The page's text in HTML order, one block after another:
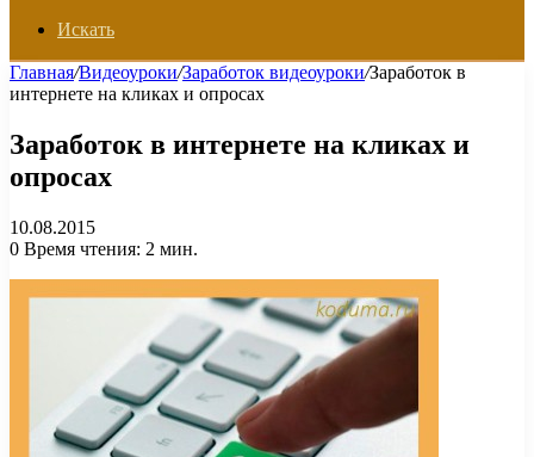
Искать
Главная/Видеоуроки/Заработок видеоуроки/Заработок в
интернете на кликах и опросах
Заработок в интернете на кликах и
опросах
10.08.2015
0 Время чтения: 2 мин.